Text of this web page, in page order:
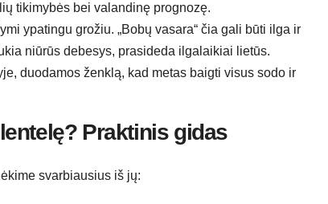
tikimybės bei valandinę prognozę.
ypatingu grožiu. „Bobų vasara“ čia gali būti ilga ir
niūrūs debesys, prasideda ilgalaikiai lietūs.
duodamos ženklą, kad metas baigti visus sodo ir
Praktinis gidas
svarbiausius iš jų: